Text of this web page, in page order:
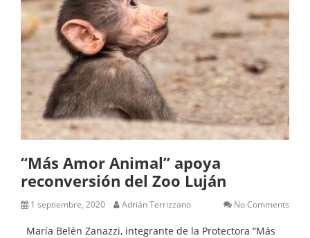
“Más Amor Animal” apoya
reconversión del Zoo Luján
1 septiembre, 2020 Adrián Terrizzano No Comments
María Belén Zanazzi, integrante de la Protectora “Más